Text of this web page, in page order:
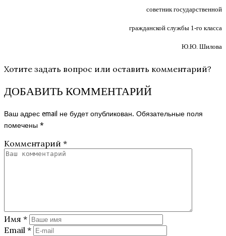
советник государственной
гражданской службы 1-го класса
Ю.Ю. Шилова
Хотите задать вопрос или оставить комментарий?
ДОБАВИТЬ КОММЕНТАРИЙ
Ваш адрес email не будет опубликован. Обязательные поля
помечены *
Комментарий *
Имя *
Email *